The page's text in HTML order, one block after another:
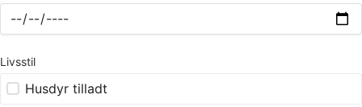
Livsstil
Husdyr tilladt